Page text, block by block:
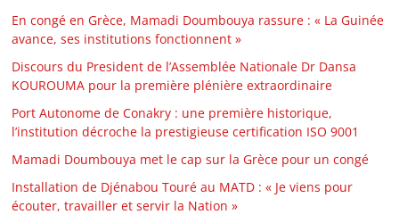
En congé en Grèce, Mamadi Doumbouya rassure : « La Guinée
avance, ses institutions fonctionnent »
Discours du President de l’Assemblée Nationale Dr Dansa
KOUROUMA pour la première plénière extraordinaire
Port Autonome de Conakry : une première historique,
l’institution décroche la prestigieuse certification ISO 9001
Mamadi Doumbouya met le cap sur la Grèce pour un congé
Installation de Djénabou Touré au MATD : « Je viens pour
écouter, travailler et servir la Nation »